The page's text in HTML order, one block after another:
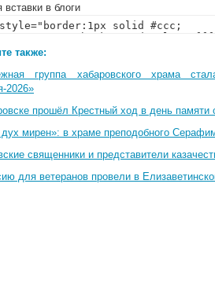
вставки в блоги
также:
группа хабаровского храма
2026»
прошёл Крестный ход в день памяти
мирен»: в храме преподобного
священники и представители
для ветеранов провели в